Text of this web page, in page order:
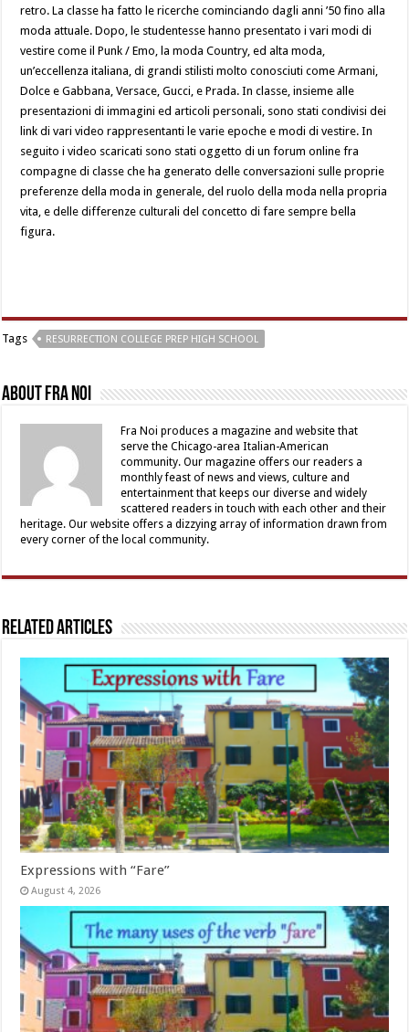
retro. La classe ha fatto le ricerche cominciando dagli anni ’50 fino alla
moda attuale. Dopo, le studentesse hanno presentato i vari modi di
vestire come il Punk / Emo, la moda Country, ed alta moda,
un’eccellenza italiana, di grandi stilisti molto conosciuti come Armani,
Dolce e Gabbana, Versace, Gucci, e Prada. In classe, insieme alle
presentazioni di immagini ed articoli personali, sono stati condivisi dei
link di vari video rappresentanti le varie epoche e modi di vestire. In
seguito i video scaricati sono stati oggetto di un forum online fra
compagne di classe che ha generato delle conversazioni sulle proprie
preferenze della moda in generale, del ruolo della moda nella propria
vita, e delle differenze culturali del concetto di fare sempre bella
figura.
Tags RESURRECTION COLLEGE PREP HIGH SCHOOL
About Fra Noi
Fra Noi produces a magazine and website that
serve the Chicago-area Italian-American
community. Our magazine offers our readers a
monthly feast of news and views, culture and
entertainment that keeps our diverse and widely
scattered readers in touch with each other and their
heritage. Our website offers a dizzying array of information drawn from
every corner of the local community.
Related Articles
Expressions with “Fare”
August 4, 2026